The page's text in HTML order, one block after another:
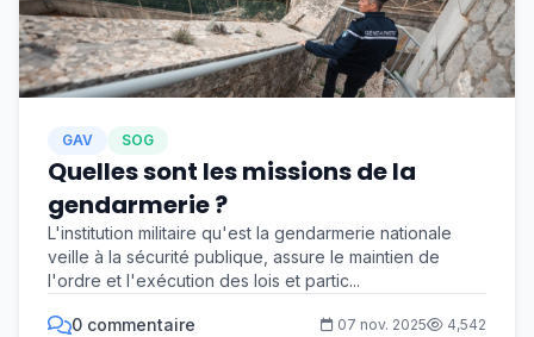
GAV SOG
Quelles sont les missions de la
gendarmerie ?
L'institution militaire qu'est la gendarmerie nationale
veille à la sécurité publique, assure le maintien de
l'ordre et l'exécution des lois et partic...
0 commentaire 07 nov. 2025 4,542